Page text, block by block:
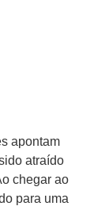
apontam
atraído
chegar ao
para uma